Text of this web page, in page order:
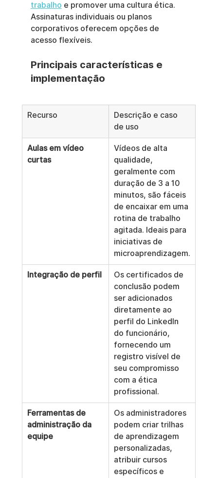
trabalho e promover uma cultura ética.
Assinaturas individuais ou planos
corporativos oferecem opções de
acesso flexíveis.
Principais características e
implementação
Recurso
Descrição e caso
de uso
Aulas em vídeo
curtas
Vídeos de alta
qualidade,
geralmente com
duração de 3 a 10
minutos, são fáceis
de encaixar em uma
rotina de trabalho
agitada. Ideais para
iniciativas de
microaprendizagem.
Integração de perfil
Os certificados de
conclusão podem
ser adicionados
diretamente ao
perfil do LinkedIn
do funcionário,
fornecendo um
registro visível de
seu compromisso
com a ética
profissional.
Ferramentas de
administração da
equipe
Os administradores
podem criar trilhas
de aprendizagem
personalizadas,
atribuir cursos
específicos e